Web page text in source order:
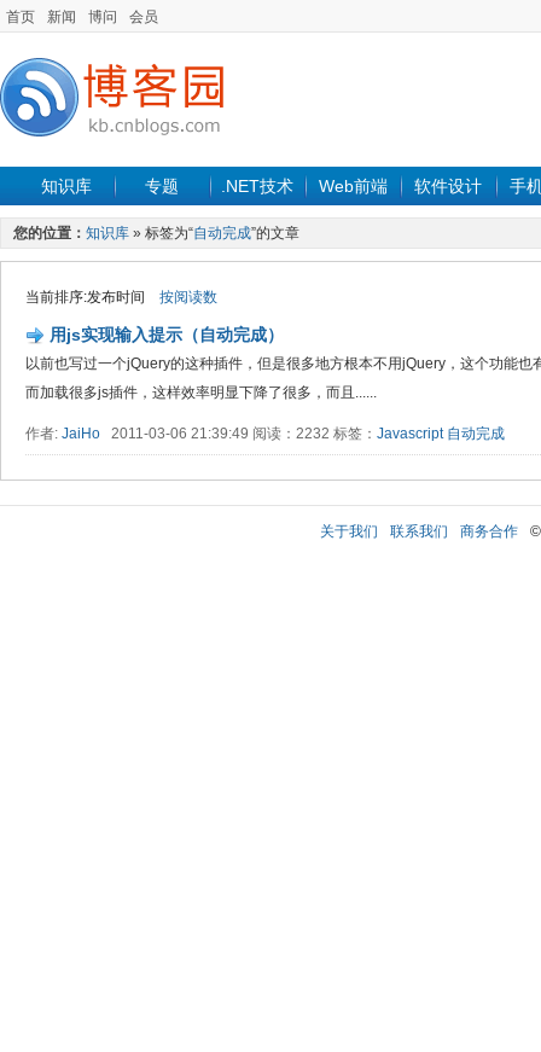
首页 新闻 博问 会员
知识库 专题 .NET技术 Web前端 软件设计 手
您的位置： 知识库 » 标签为“自动完成”的文章
当前排序:发布时间 按阅读数
用js实现输入提示（自动完成）
以前也写过一个jQuery的这种插件，但是很多地方根本不用jQuery，这个功能
而加载很多js插件，这样效率明显下降了很多，而且......
作者: JaiHo 2011-03-06 21:39:49 阅读：2232 标签： Javascript 自动完成
关于我们 联系我们 商务合作